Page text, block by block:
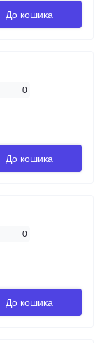
До кошика
0
До кошика
0
До кошика